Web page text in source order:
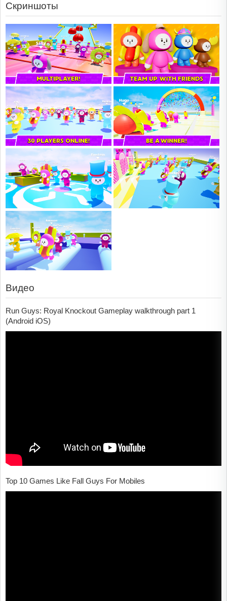
Скриншоты
Видео
Run Guys: Royal Knockout Gameplay walkthrough part 1
(Android iOS)
Top 10 Games Like Fall Guys For Mobiles